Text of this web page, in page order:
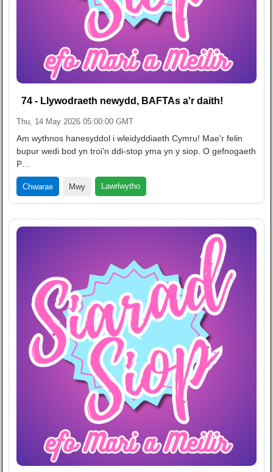
74 - Llywodraeth newydd, BAFTAs a'r daith!
Thu, 14 May 2026 05:00:00 GMT
Am wythnos hanesyddol i wleidyddiaeth Cymru! Mae'r felin
bupur wedi bod yn troi'n ddi-stop yma yn y siop. O gefnogaeth
P…
Chwarae Mwy Lawrlwytho